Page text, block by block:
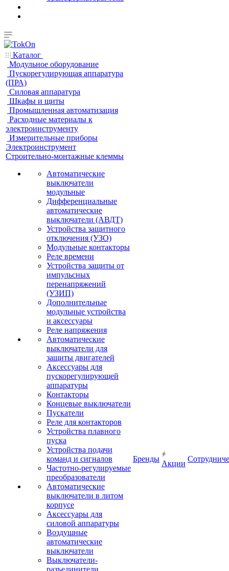
Каталог
Модульное оборудование
Пускорегулирующая аппаратура
(ПРА)
Силовая аппаратура
Шкафы и щиты
Промышленная автоматизация
Расходные материалы к
электроинструменту
Измерительные приборы
Электроинструмент
Строительно-монтажные клеммы
Автоматические
выключатели
модульные
Дифференциальные
автоматические
выключатели (АВДТ)
Устройства защитного
отключения (УЗО)
Модульные контакторы
Реле времени
Устройства защиты от
импульсных
перенапряжений
(УЗИП)
Дополнительные
модульные устройства
и аксессуары
Реле напряжения
Автоматические
выключатели для
защиты двигателей
Аксессуары для
пускорегулирующей
аппаратуры
Контакторы
Концевые выключатели
Пускатели
Реле для контакторов
Устройства плавного
пуска
Устройства подачи
команд и сигналов
Частотно-регулируемые
преобразователи
Автоматические
выключатели в литом
корпусе
Аксессуары для
силовой аппаратуры
Воздушные
автоматические
выключатели
Выключатели-
разъединители
Бренды
Акции